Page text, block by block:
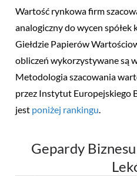
Wartość rynkowa firm
analogiczny do wycen
Giełdzie Papierów
obliczeń wykorzystywane są
Metodologia szacowania
przez Instytut Europejskiego
jest poniżej rankingu.
Gepardy